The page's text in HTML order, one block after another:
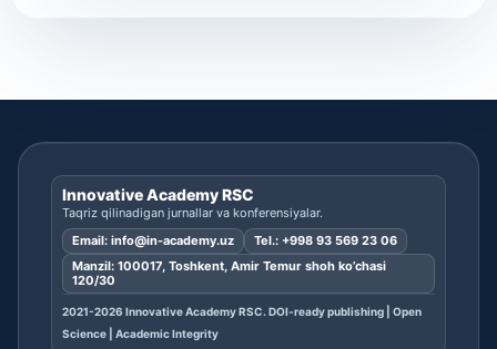
Innovative Academy RSC
Taqriz qilinadigan jurnallar va konferensiyalar.
Email: info@in-academy.uz Tel.: +998 93 569 23 06
Manzil: 100017, Toshkent, Amir Temur shoh ko’chasi
120/30
2021-2026 Innovative Academy RSC. DOI-ready publishing | Open
Science | Academic Integrity